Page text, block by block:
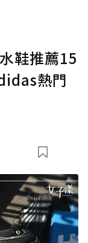
認送出
購買點數
鞋推薦15
熱門